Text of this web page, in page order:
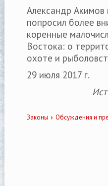
Александр Акимов
попросил более
коренные
Востока: о
охоте и
29 июля 2017 г.
Законы Обсуждения и